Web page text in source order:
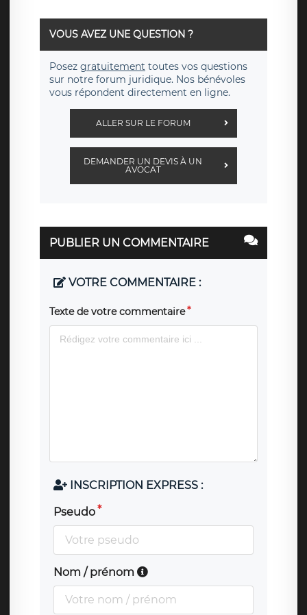
VOUS AVEZ UNE QUESTION ?
Posez gratuitement toutes vos questions
sur notre forum juridique. Nos bénévoles
vous répondent directement en ligne.
ALLER SUR LE FORUM
DEMANDER UN DEVIS À UN
AVOCAT
PUBLIER UN COMMENTAIRE
VOTRE COMMENTAIRE :
Texte de votre commentaire
INSCRIPTION EXPRESS :
Pseudo
Nom / prénom